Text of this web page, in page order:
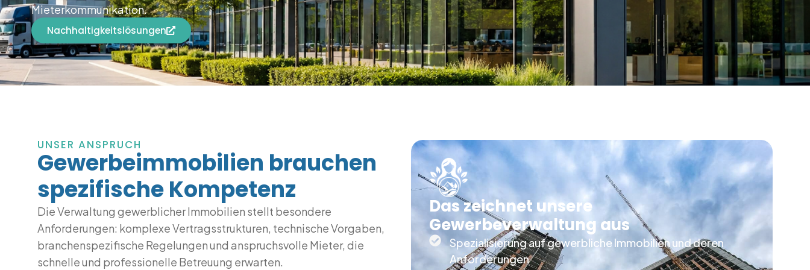
Mieterkommunikation.
Nachhaltigkeitslösungen
UNSER ANSPRUCH
Gewerbeimmobilien brauchen
spezifische Kompetenz
Die Verwaltung gewerblicher Immobilien stellt besondere
Anforderungen: komplexe Vertragsstrukturen, technische Vorgaben,
branchenspezifische Regelungen und anspruchsvolle Mieter, die
schnelle und professionelle Betreuung erwarten.
Das zeichnet unsere
Gewerbeverwaltung aus
Spezialisierung auf gewerbliche Immobilien und deren
Anforderungen